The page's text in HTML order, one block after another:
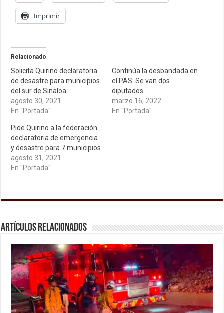
Imprimir
Relacionado
Solicita Quirino declaratoria
de desastre para municipios
del sur de Sinaloa
agosto 30, 2021
En "Portada"
Continúa la desbandada en
el PAS: Se van dos
diputados
marzo 16, 2022
En "Portada"
Pide Quirino a la federación
declaratoria de emergencia
y desastre para 7 municipios
agosto 31, 2021
En "Portada"
Artículos relacionados